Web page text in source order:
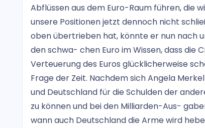
Abflüssen aus dem Euro-Raum führen, die
unsere Positionen jetzt dennoch nicht
oben übertrieben hat, könnte er nun nach
den schwa- chen Euro im Wissen, dass die
Verteuerung des Euros glücklicherweise
Frage der Zeit. Nachdem sich Angela
und Deutschland für die Schulden der
zu können und bei den Milliarden-Aus-
wann auch Deutschland die Arme wird